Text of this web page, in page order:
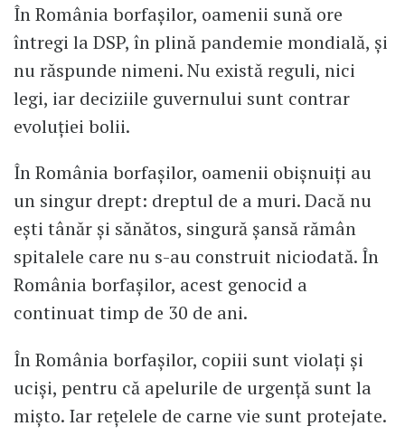
În România borfașilor, oamenii sună ore
întregi la DSP, în plină pandemie mondială, și
nu răspunde nimeni. Nu există reguli, nici
legi, iar deciziile guvernului sunt contrar
evoluției bolii.
În România borfașilor, oamenii obișnuiți au
un singur drept: dreptul de a muri. Dacă nu
ești tânăr și sănătos, singură șansă rămân
spitalele care nu s-au construit niciodată. În
România borfașilor, acest genocid a
continuat timp de 30 de ani.
În România borfașilor, copiii sunt violați și
uciși, pentru că apelurile de urgență sunt la
mișto. Iar rețelele de carne vie sunt protejate.